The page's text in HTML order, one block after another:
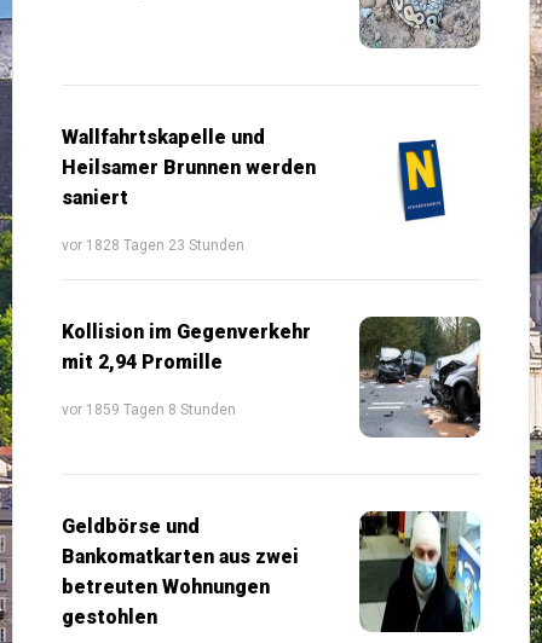
Wallfahrtskapelle und
Heilsamer Brunnen werden
saniert
vor 1828 Tagen 23 Stunden
Kollision im Gegenverkehr
mit 2,94 Promille
vor 1859 Tagen 8 Stunden
Geldbörse und
Bankomatkarten aus zwei
betreuten Wohnungen
gestohlen